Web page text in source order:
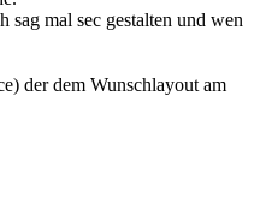
mal sec gestalten und wen
der dem Wunschlayout am